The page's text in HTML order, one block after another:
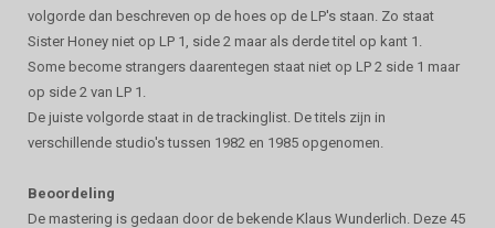
volgorde dan beschreven op de hoes op de LP's staan. Zo staat
Sister Honey niet op LP 1, side 2 maar als derde titel op kant 1.
Some become strangers daarentegen staat niet op LP 2 side 1 maar
op side 2 van LP 1.
De juiste volgorde staat in de trackinglist. De titels zijn in
verschillende studio's tussen 1982 en 1985 opgenomen.
Beoordeling
De mastering is gedaan door de bekende Klaus Wunderlich. Deze 45